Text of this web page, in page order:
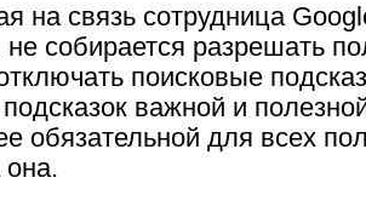
на связь сотрудница
собирается разрешать
поисковые
важной и
обязательной для всех
она.